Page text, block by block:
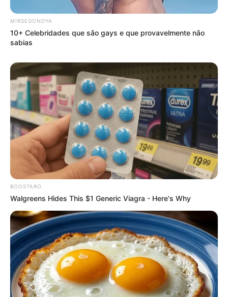
E-mail
Mensagem
BUSCAR
DESTAQUES
FACEBOOK
DESTAQUES DA SEMANA
Agente de Saúde é indiciada por falsificar
visitas que nunca aconteceram.
MIRSEGONDYA
10+ Celebridades que são gays e que provavelmente não
sabias
BOOSTARO
Walgreens Hides This $1 Generic Viagra - Here's Why